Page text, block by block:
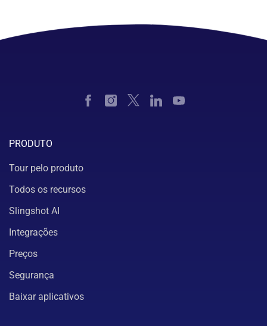
PRODUTO
Tour pelo produto
Todos os recursos
Slingshot AI
Integrações
Preços
Segurança
Baixar aplicativos